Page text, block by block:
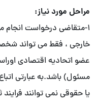
مراحل مورد نیاز:
۱-متقاضی درخواست انجام
خارجی ، فقط می تواند
عضو اتحادیه اقتصادی
مسئول) باشد.به عبارتی